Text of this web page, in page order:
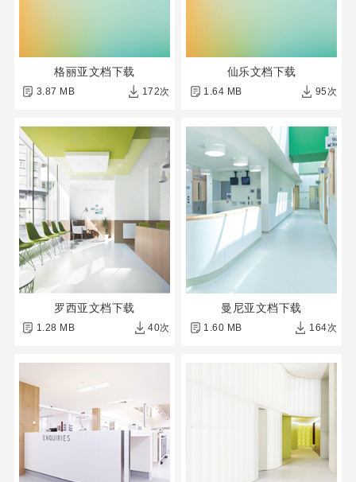
格丽亚文档下载
3.87 MB 172次
仙乐文档下载
1.64 MB 95次
罗西亚文档下载
1.28 MB 40次
曼尼亚文档下载
1.60 MB 164次